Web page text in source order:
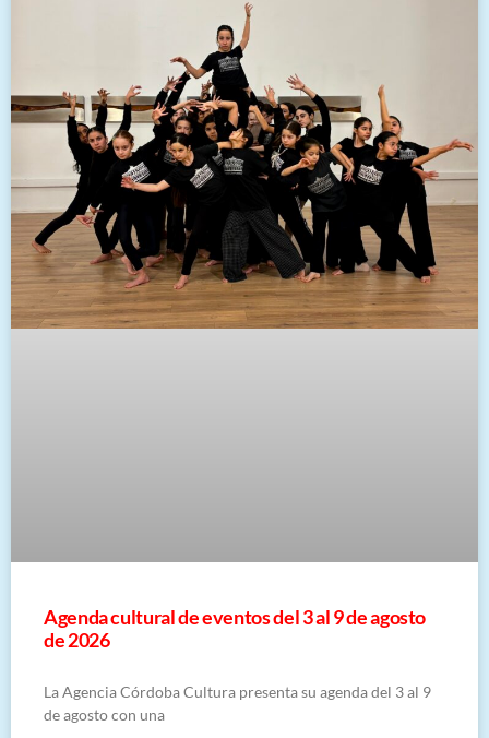
​Agenda cultural de eventos del 3 al 9 de agosto
de 2026
La Agencia Córdoba Cultura presenta su agenda del 3 al 9
de agosto con una